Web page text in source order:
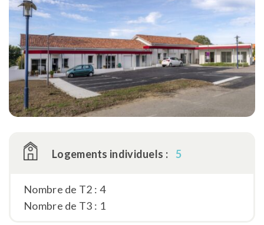
Logements individuels : 5
Nombre de T2 : 4
Nombre de T3 : 1